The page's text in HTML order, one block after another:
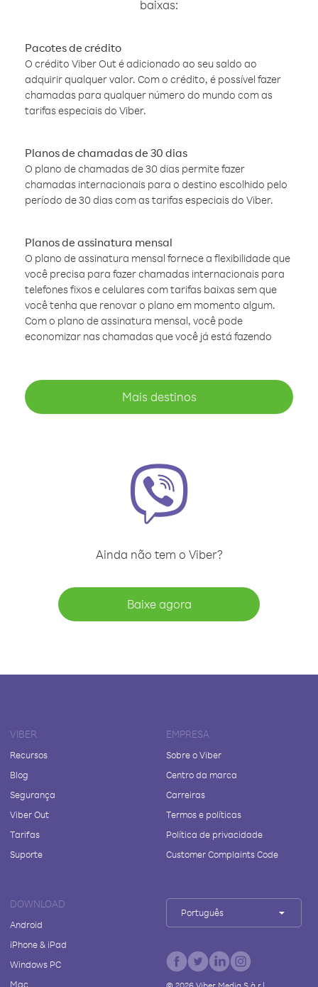
baixas:
Pacotes de crédito
O crédito Viber Out é adicionado ao seu saldo ao
adquirir qualquer valor. Com o crédito, é possível fazer
chamadas para qualquer número do mundo com as
tarifas especiais do Viber.
Planos de chamadas de 30 dias
O plano de chamadas de 30 dias permite fazer
chamadas internacionais para o destino escolhido pelo
período de 30 dias com as tarifas especiais do Viber.
Planos de assinatura mensal
O plano de assinatura mensal fornece a flexibilidade que
você precisa para fazer chamadas internacionais para
telefones fixos e celulares com tarifas baixas sem que
você tenha que renovar o plano em momento algum.
Com o plano de assinatura mensal, você pode
economizar nas chamadas que você já está fazendo
Mais destinos
Ainda não tem o Viber?
Baixe agora
VIBER
Recursos
Blog
Segurança
Viber Out
Tarifas
Suporte
EMPRESA
Sobre o Viber
Centro da marca
Carreiras
Termos e políticas
Política de privacidade
Customer Complaints Code
DOWNLOAD
Android
iPhone & iPad
Windows PC
Mac
Português